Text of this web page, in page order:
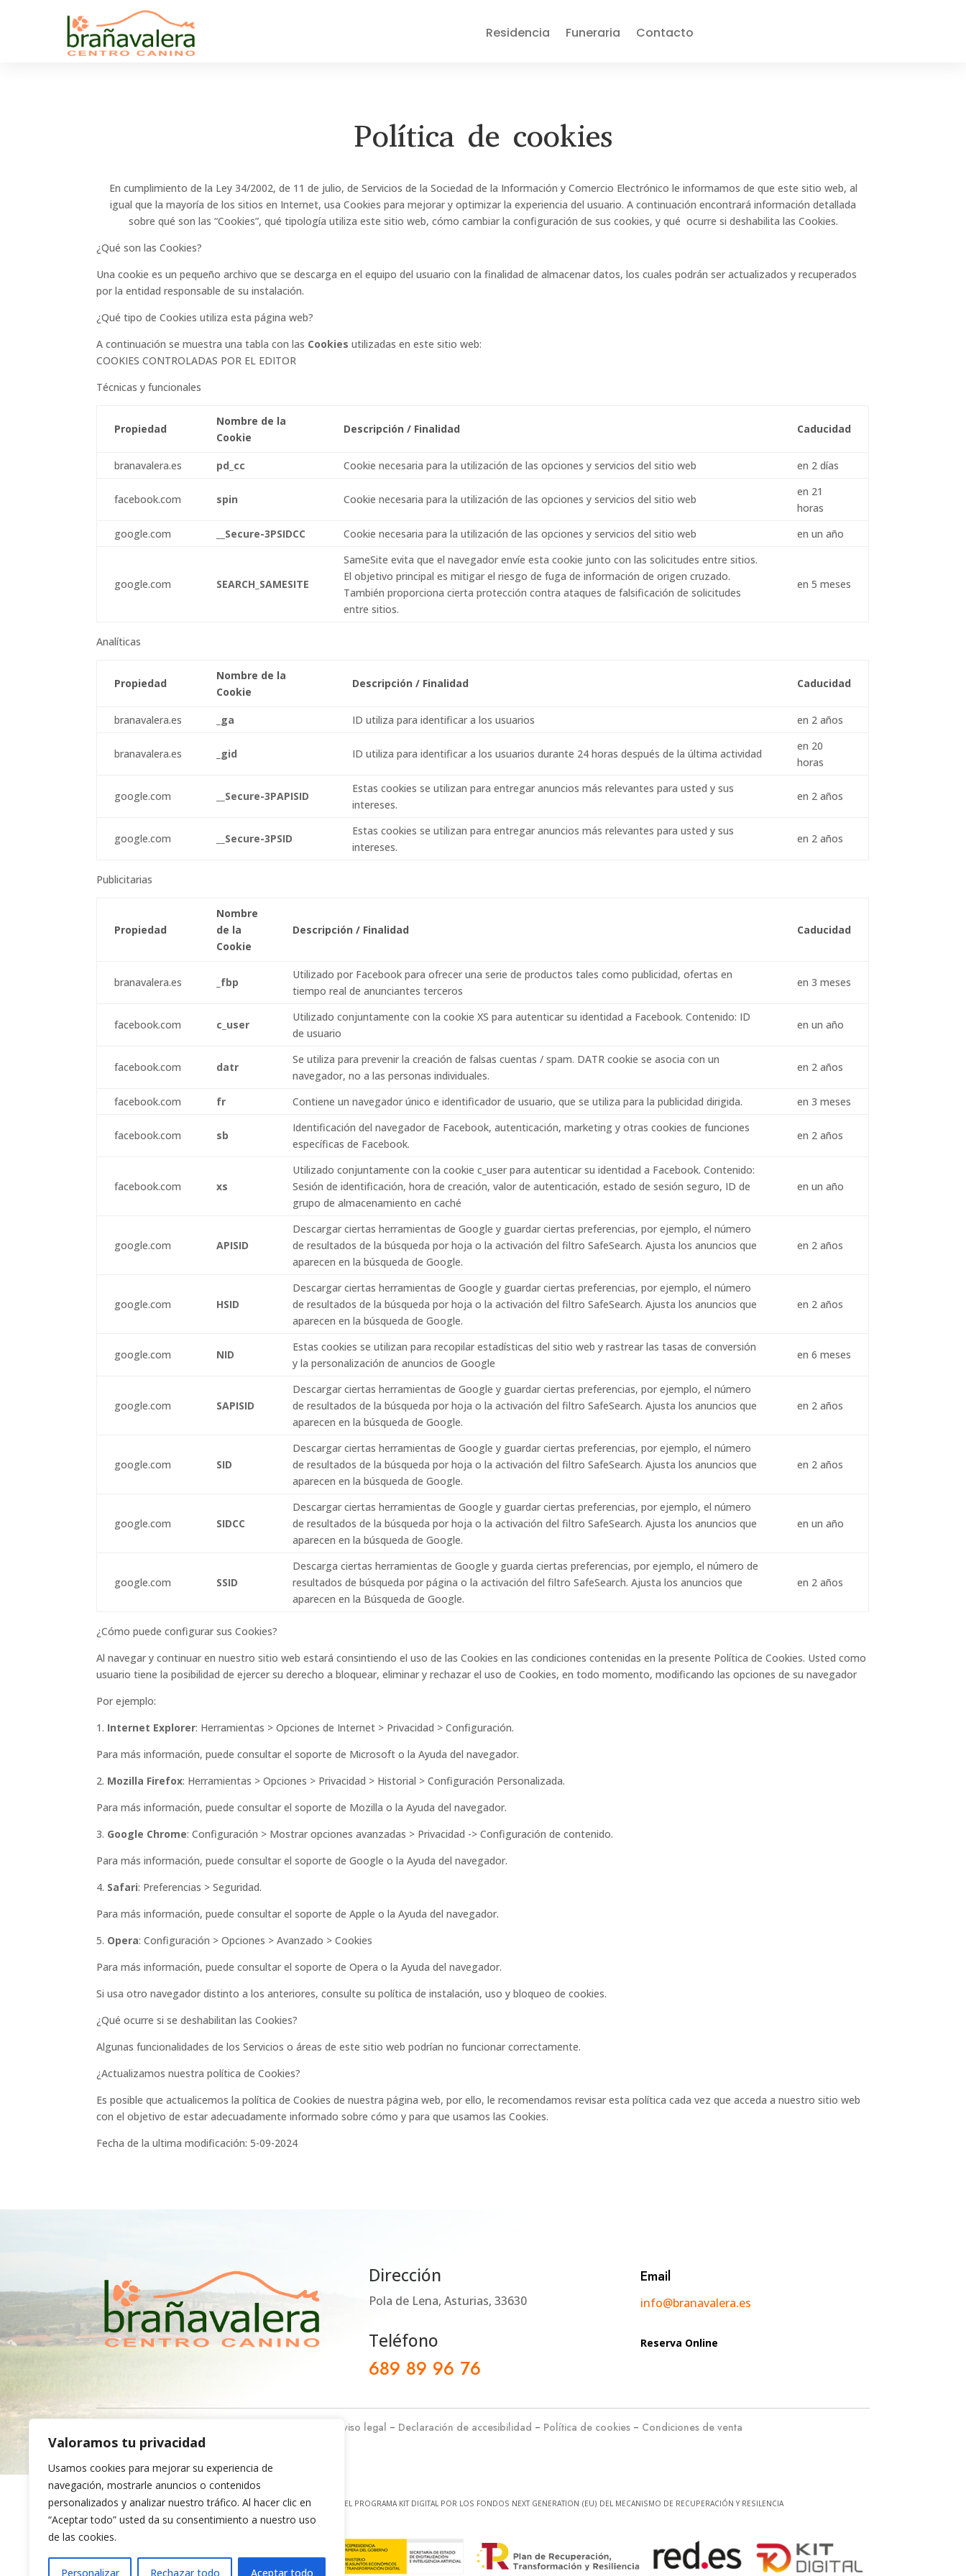
Valoramos tu privacidad
Usamos cookies para mejorar su experiencia de
navegación, mostrarle anuncios o contenidos
personalizados y analizar nuestro tráfico. Al hacer clic en
“Aceptar todo” usted da su consentimiento a nuestro uso
de las cookies.
Personalizar Rechazar todo Aceptar todo
Residencia Funeraria Contacto
Política de cookies
En cumplimiento de la Ley 34/2002, de 11 de julio, de Servicios de la Sociedad de la Información y Comercio Electrónico le informamos de que este sitio web, al
igual que la mayoría de los sitios en Internet, usa Cookies para mejorar y optimizar la experiencia del usuario. A continuación encontrará información detallada
sobre qué son las “Cookies”, qué tipología utiliza este sitio web, cómo cambiar la configuración de sus cookies, y qué ocurre si deshabilita las Cookies.
¿Qué son las Cookies?
Una cookie es un pequeño archivo que se descarga en el equipo del usuario con la finalidad de almacenar datos, los cuales podrán ser actualizados y recuperados
por la entidad responsable de su instalación.
¿Qué tipo de Cookies utiliza esta página web?
A continuación se muestra una tabla con las Cookies utilizadas en este sitio web:
COOKIES CONTROLADAS POR EL EDITOR
Técnicas y funcionales
Propiedad
Nombre de la
Cookie
Descripción / Finalidad Caducidad
branavalera.es pd_cc Cookie necesaria para la utilización de las opciones y servicios del sitio web en 2 días
facebook.com spin Cookie necesaria para la utilización de las opciones y servicios del sitio web
en 21
horas
google.com
__Secure-3PSIDCC Cookie necesaria para la utilización de las opciones y servicios del sitio web en un año
google.com SEARCH_SAMESITE
SameSite evita que el navegador envíe esta cookie junto con las solicitudes entre sitios.
El objetivo principal es mitigar el riesgo de fuga de información de origen cruzado.
También proporciona cierta protección contra ataques de falsificación de solicitudes
entre sitios.
en 5 meses
Analíticas
Propiedad
Nombre de la
Cookie
Descripción / Finalidad Caducidad
branavalera.es _ga ID utiliza para identificar a los usuarios en 2 años
branavalera.es _gid ID utiliza para identificar a los usuarios durante 24 horas después de la última actividad
en 20
horas
google.com __Secure-3PAPISID
Estas cookies se utilizan para entregar anuncios más relevantes para usted y sus
intereses.
en 2 años
google.com __Secure-3PSID
Estas cookies se utilizan para entregar anuncios más relevantes para usted y sus
intereses.
en 2 años
Publicitarias
Propiedad
Nombre
de la
Cookie
Descripción / Finalidad Caducidad
branavalera.es _fbp
Utilizado por Facebook para ofrecer una serie de productos tales como publicidad, ofertas en
tiempo real de anunciantes terceros
en 3 meses
facebook.com c_user
Utilizado conjuntamente con la cookie XS para autenticar su identidad a Facebook. Contenido: ID
de usuario
en un año
facebook.com datr
Se utiliza para prevenir la creación de falsas cuentas / spam. DATR cookie se asocia con un
navegador, no a las personas individuales.
en 2 años
facebook.com fr Contiene un navegador único e identificador de usuario, que se utiliza para la publicidad dirigida. en 3 meses
facebook.com sb
Identificación del navegador de Facebook, autenticación, marketing y otras cookies de funciones
específicas de Facebook.
en 2 años
facebook.com xs
Utilizado conjuntamente con la cookie c_user para autenticar su identidad a Facebook. Contenido:
Sesión de identificación, hora de creación, valor de autenticación, estado de sesión seguro, ID de
grupo de almacenamiento en caché
en un año
google.com APISID
Descargar ciertas herramientas de Google y guardar ciertas preferencias, por ejemplo, el número
de resultados de la búsqueda por hoja o la activación del filtro SafeSearch. Ajusta los anuncios que
aparecen en la búsqueda de Google.
en 2 años
google.com HSID
Descargar ciertas herramientas de Google y guardar ciertas preferencias, por ejemplo, el número
de resultados de la búsqueda por hoja o la activación del filtro SafeSearch. Ajusta los anuncios que
aparecen en la búsqueda de Google.
en 2 años
google.com NID
Estas cookies se utilizan para recopilar estadísticas del sitio web y rastrear las tasas de conversión
y la personalización de anuncios de Google
en 6 meses
google.com SAPISID
Descargar ciertas herramientas de Google y guardar ciertas preferencias, por ejemplo, el número
de resultados de la búsqueda por hoja o la activación del filtro SafeSearch. Ajusta los anuncios que
aparecen en la búsqueda de Google.
en 2 años
google.com SID
Descargar ciertas herramientas de Google y guardar ciertas preferencias, por ejemplo, el número
de resultados de la búsqueda por hoja o la activación del filtro SafeSearch. Ajusta los anuncios que
aparecen en la búsqueda de Google.
en 2 años
google.com SIDCC
Descargar ciertas herramientas de Google y guardar ciertas preferencias, por ejemplo, el número
de resultados de la búsqueda por hoja o la activación del filtro SafeSearch. Ajusta los anuncios que
aparecen en la búsqueda de Google.
en un año
google.com SSID
Descarga ciertas herramientas de Google y guarda ciertas preferencias, por ejemplo, el número de
resultados de búsqueda por página o la activación del filtro SafeSearch. Ajusta los anuncios que
aparecen en la Búsqueda de Google.
en 2 años
¿Cómo puede configurar sus Cookies?
Al navegar y continuar en nuestro sitio web estará consintiendo el uso de las Cookies en las condiciones contenidas en la presente Política de Cookies. Usted como
usuario tiene la posibilidad de ejercer su derecho a bloquear, eliminar y rechazar el uso de Cookies, en todo momento, modificando las opciones de su navegador
Por ejemplo:
1. Internet Explorer: Herramientas > Opciones de Internet > Privacidad > Configuración.
Para más información, puede consultar el soporte de Microsoft o la Ayuda del navegador.
2. Mozilla Firefox: Herramientas > Opciones > Privacidad > Historial > Configuración Personalizada.
Para más información, puede consultar el soporte de Mozilla o la Ayuda del navegador.
3. Google Chrome: Configuración > Mostrar opciones avanzadas > Privacidad -> Configuración de contenido.
Para más información, puede consultar el soporte de Google o la Ayuda del navegador.
4. Safari: Preferencias > Seguridad.
Para más información, puede consultar el soporte de Apple o la Ayuda del navegador.
5. Opera: Configuración > Opciones > Avanzado > Cookies
Para más información, puede consultar el soporte de Opera o la Ayuda del navegador.
Si usa otro navegador distinto a los anteriores, consulte su política de instalación, uso y bloqueo de cookies.
¿Qué ocurre si se deshabilitan las Cookies?
Algunas funcionalidades de los Servicios o áreas de este sitio web podrían no funcionar correctamente.
¿Actualizamos nuestra política de Cookies?
Es posible que actualicemos la política de Cookies de nuestra página web, por ello, le recomendamos revisar esta política cada vez que acceda a nuestro sitio web
con el objetivo de estar adecuadamente informado sobre cómo y para que usamos las Cookies.
Fecha de la ultima modificación: 5-09-2024
Dirección
Pola de Lena, Asturias, 33630
Teléfono
689 89 96 76
Email
info@branavalera.es
Reserva Online
Aviso legal – Declaración de accesibilidad – Política de cookies– Condiciones de venta
FINANCIADO POR LA UNIÓN EUROPEA CON EL PROGRAMA KIT DIGITAL POR LOS FONDOS NEXT GENERATION (EU) DEL MECANISMO DE RECUPERACIÓN Y RESILENCIA